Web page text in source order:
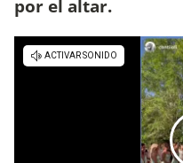
por el altar.